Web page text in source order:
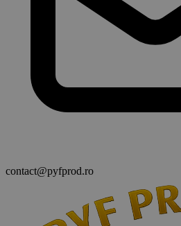
contact@pyfprod.ro